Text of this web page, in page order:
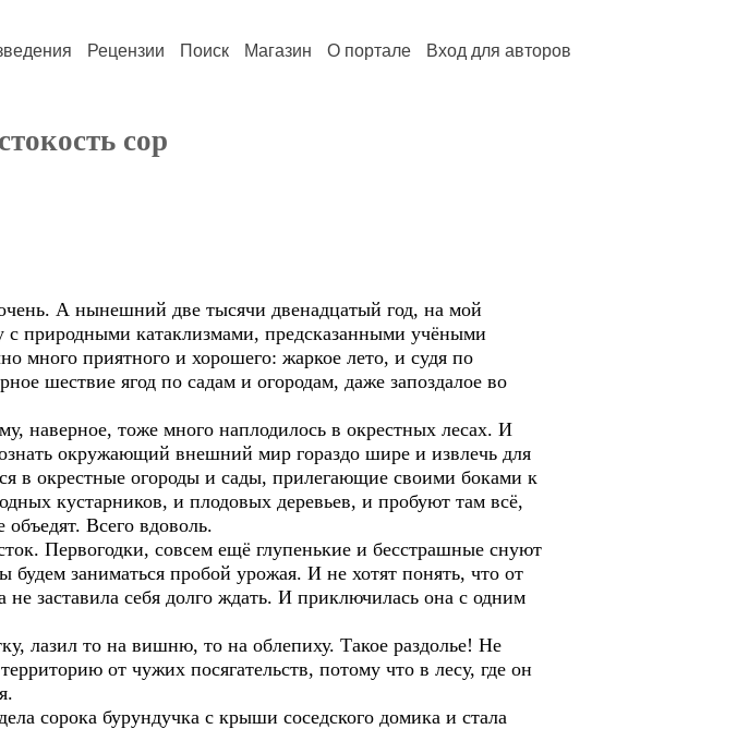
Рецензии Поиск Магазин О портале Вход для авторов
сор
А нынешний две тысячи двенадцатый год, на мой
природными катаклизмами, предсказанными учёными
много приятного и хорошего: жаркое лето, и судя по
шествие ягод по садам и огородам, даже запоздалое во
наверное, тоже много наплодилось в окрестных лесах. И
окружающий внешний мир гораздо шире и извлечь для
в окрестные огороды и сады, прилегающие своими боками к
кустарников, и плодовых деревьев, и пробуют там всё,
Всего вдоволь.
Первогодки, совсем ещё глупенькие и бесстрашные снуют
заниматься пробой урожая. И не хотят понять, что от
заставила себя долго ждать. И приключилась она с одним
лазил то на вишню, то на облепиху. Такое раздолье! Не
от чужих посягательств, потому что в лесу, где он
сорока бурундучка с крыши соседского домика и стала